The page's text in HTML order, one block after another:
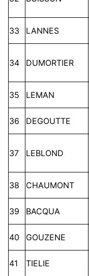
33 LANNES
34 DUMORTIER
35 LEMAN
36 DEGOUTTE
37 LEBLOND
38 CHAUMONT
39 BACQUA
40 GOUZENE
41 TIELIE